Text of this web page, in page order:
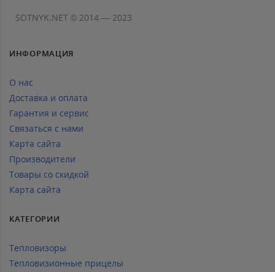
SOTNYK.NET © 2014 — 2023
ИНФОРМАЦИЯ
О нас
Доставка и оплата
Гарантия и сервис
Связаться с нами
Карта сайта
Производители
Товары со скидкой
Карта сайта
КАТЕГОРИИ
Тепловизоры
Тепловизионные прицелы